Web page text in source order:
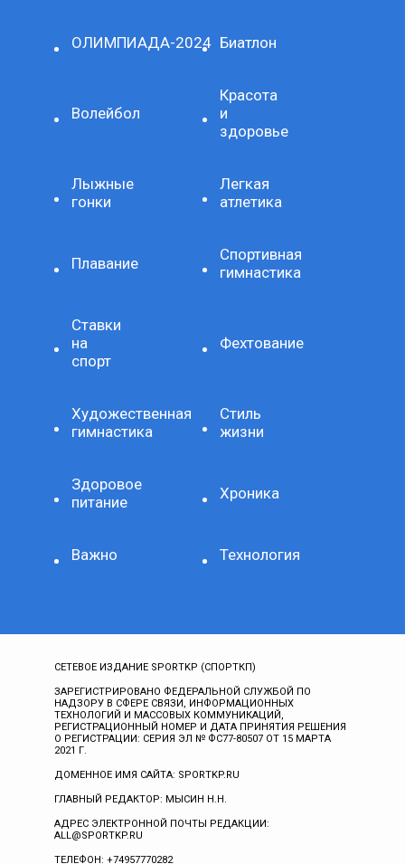
ОЛИМПИАДА-2024 Биатлон
Волейбол
Красота
и
здоровье
Лыжные
гонки
Легкая
атлетика
Плавание
Спортивная
гимнастика
Ставки
на
спорт
Фехтование
Художественная
гимнастика
Стиль
жизни
Здоровое
питание
Хроника
Важно Технология
СЕТЕВОЕ ИЗДАНИЕ SPORTKP (СПОРТКП)
ЗАРЕГИСТРИРОВАНО ФЕДЕРАЛЬНОЙ СЛУЖБОЙ ПО
НАДЗОРУ В СФЕРЕ СВЯЗИ, ИНФОРМАЦИОННЫХ
ТЕХНОЛОГИЙ И МАССОВЫХ КОММУНИКАЦИЙ,
РЕГИСТРАЦИОННЫЙ НОМЕР И ДАТА ПРИНЯТИЯ РЕШЕНИЯ
О РЕГИСТРАЦИИ: СЕРИЯ ЭЛ № ФС77-80507 ОТ 15 МАРТА
2021 Г.
ДОМЕННОЕ ИМЯ САЙТА: SPORTKP.RU
ГЛАВНЫЙ РЕДАКТОР: МЫСИН Н.Н.
АДРЕС ЭЛЕКТРОННОЙ ПОЧТЫ РЕДАКЦИИ:
ALL@SPORTKP.RU
ТЕЛЕФОН: +74957770282